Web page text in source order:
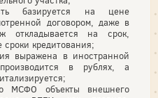
базируется на цене
договором, даже в
откладывается на срок,
кредитования;
выражена в иностранной
в рублях, а
МСФО объекты внешнего